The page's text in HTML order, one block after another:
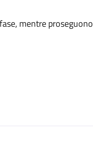
mentre proseguono